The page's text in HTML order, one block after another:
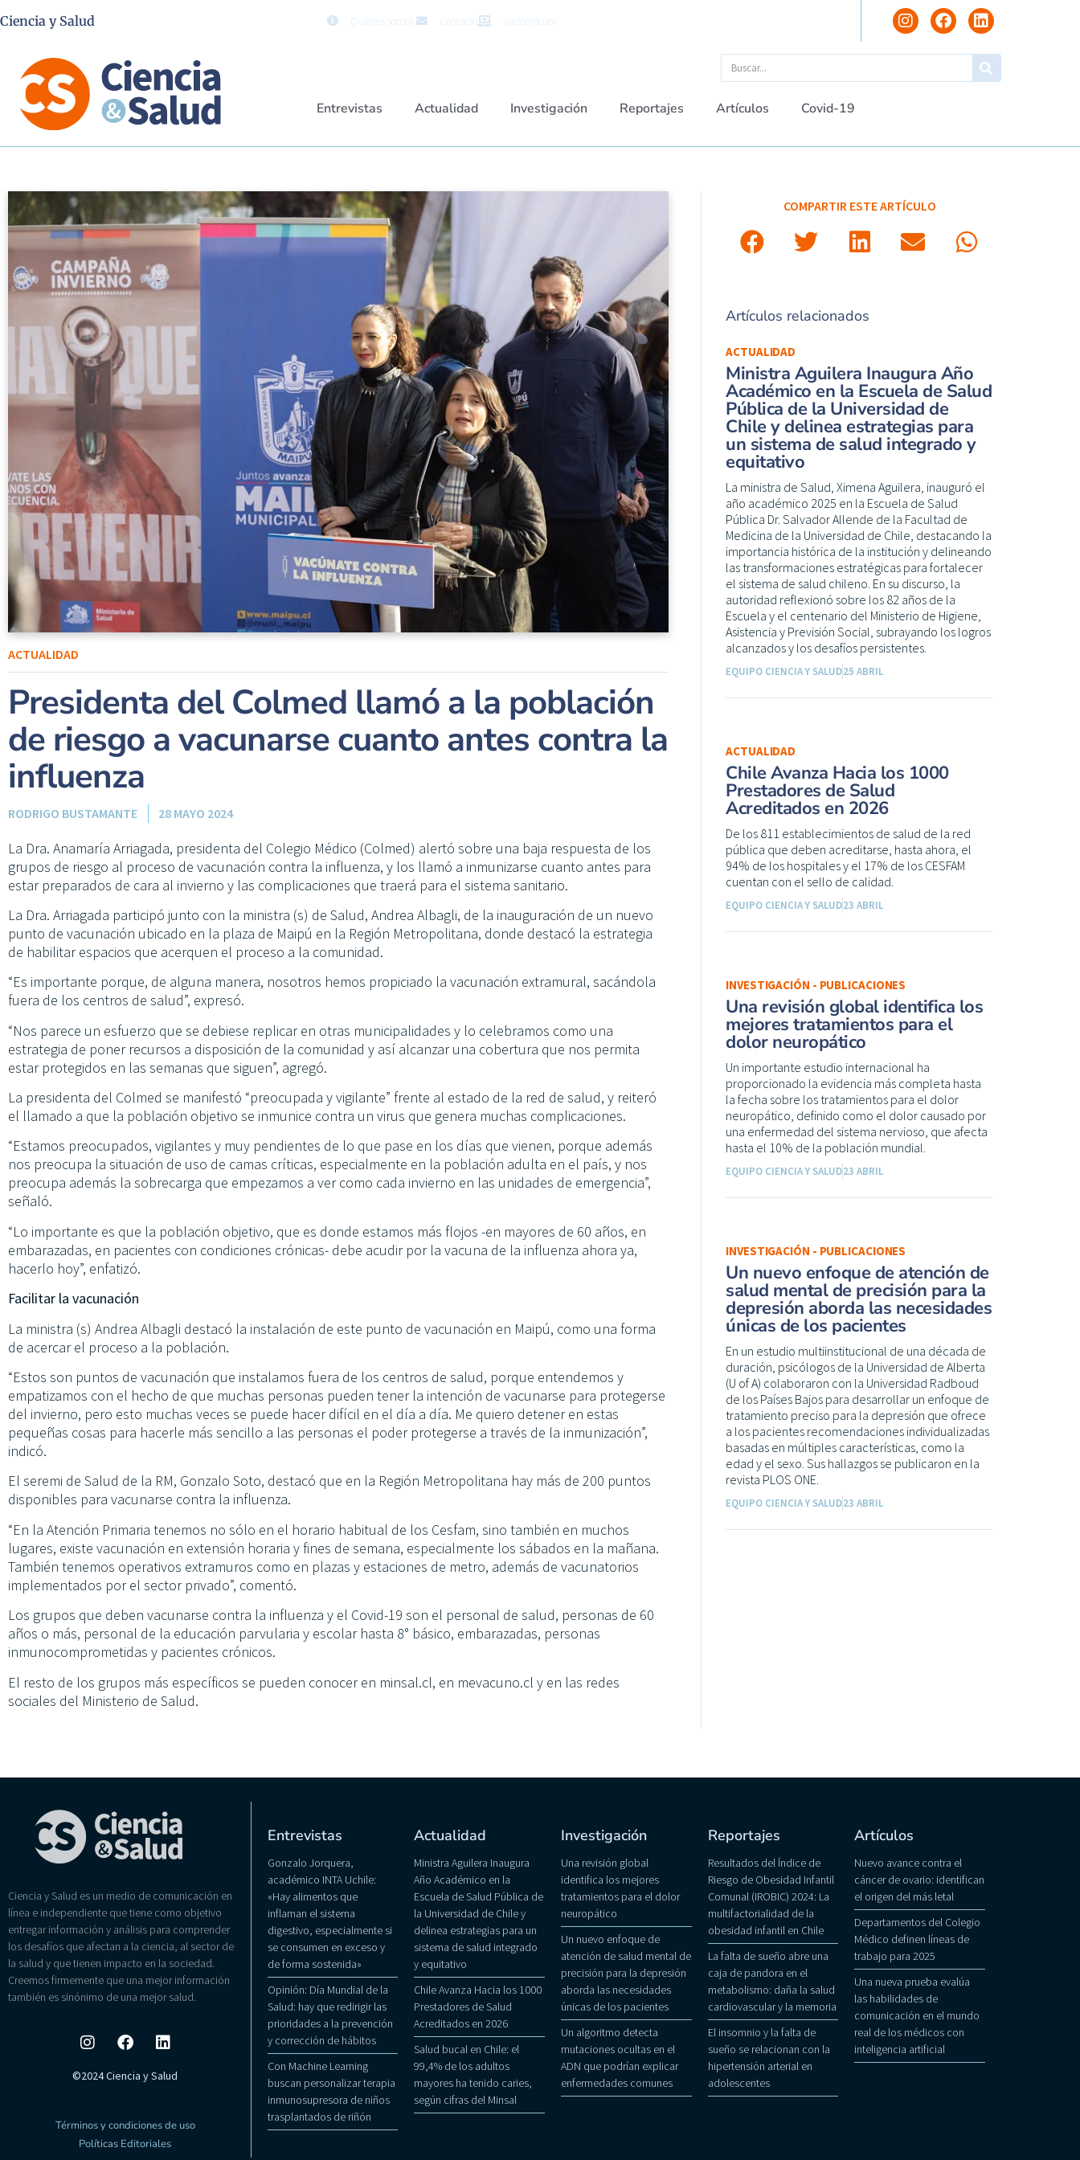
Ciencia y Salud Quiénes somos Contacto Vademécum
Entrevistas Actualidad Investigación Reportajes Artículos Covid-19
ACTUALIDAD
Presidenta del Colmed llamó a la población
de riesgo a vacunarse cuanto antes contra la
influenza
RODRIGO BUSTAMANTE 28 MAYO 2024
La Dra. Anamaría Arriagada, presidenta del Colegio Médico (Colmed) alertó sobre una baja respuesta de los
grupos de riesgo al proceso de vacunación contra la influenza, y los llamó a inmunizarse cuanto antes para
estar preparados de cara al invierno y las complicaciones que traerá para el sistema sanitario.
La Dra. Arriagada participó junto con la ministra (s) de Salud, Andrea Albagli, de la inauguración de un nuevo
punto de vacunación ubicado en la plaza de Maipú en la Región Metropolitana, donde destacó la estrategia
de habilitar espacios que acerquen el proceso a la comunidad.
“Es importante porque, de alguna manera, nosotros hemos propiciado la vacunación extramural, sacándola
fuera de los centros de salud”, expresó.
“Nos parece un esfuerzo que se debiese replicar en otras municipalidades y lo celebramos como una
estrategia de poner recursos a disposición de la comunidad y así alcanzar una cobertura que nos permita
estar protegidos en las semanas que siguen”, agregó.
La presidenta del Colmed se manifestó “preocupada y vigilante” frente al estado de la red de salud, y reiteró
el llamado a que la población objetivo se inmunice contra un virus que genera muchas complicaciones.
“Estamos preocupados, vigilantes y muy pendientes de lo que pase en los días que vienen, porque además
nos preocupa la situación de uso de camas críticas, especialmente en la población adulta en el país, y nos
preocupa además la sobrecarga que empezamos a ver como cada invierno en las unidades de emergencia”,
señaló.
“Lo importante es que la población objetivo, que es donde estamos más flojos -en mayores de 60 años, en
embarazadas, en pacientes con condiciones crónicas- debe acudir por la vacuna de la influenza ahora ya,
hacerlo hoy”, enfatizó.
Facilitar la vacunación
La ministra (s) Andrea Albagli destacó la instalación de este punto de vacunación en Maipú, como una forma
de acercar el proceso a la población.
“Estos son puntos de vacunación que instalamos fuera de los centros de salud, porque entendemos y
empatizamos con el hecho de que muchas personas pueden tener la intención de vacunarse para protegerse
del invierno, pero esto muchas veces se puede hacer difícil en el día a día. Me quiero detener en estas
pequeñas cosas para hacerle más sencillo a las personas el poder protegerse a través de la inmunización”,
indicó.
El seremi de Salud de la RM, Gonzalo Soto, destacó que en la Región Metropolitana hay más de 200 puntos
disponibles para vacunarse contra la influenza.
“En la Atención Primaria tenemos no sólo en el horario habitual de los Cesfam, sino también en muchos
lugares, existe vacunación en extensión horaria y fines de semana, especialmente los sábados en la mañana.
También tenemos operativos extramuros como en plazas y estaciones de metro, además de vacunatorios
implementados por el sector privado”, comentó.
Los grupos que deben vacunarse contra la influenza y el Covid-19 son el personal de salud, personas de 60
años o más, personal de la educación parvularia y escolar hasta 8° básico, embarazadas, personas
inmunocomprometidas y pacientes crónicos.
El resto de los grupos más específicos se pueden conocer en minsal.cl, en mevacuno.cl y en las redes
sociales del Ministerio de Salud.
COMPARTIR ESTE ARTÍCULO
Artículos relacionados
ACTUALIDAD
Ministra Aguilera Inaugura Año
Académico en la Escuela de Salud
Pública de la Universidad de
Chile y delinea estrategias para
un sistema de salud integrado y
equitativo
La ministra de Salud, Ximena Aguilera, inauguró el
año académico 2025 en la Escuela de Salud
Pública Dr. Salvador Allende de la Facultad de
Medicina de la Universidad de Chile, destacando la
importancia histórica de la institución y delineando
las transformaciones estratégicas para fortalecer
el sistema de salud chileno. En su discurso, la
autoridad reflexionó sobre los 82 años de la
Escuela y el centenario del Ministerio de Higiene,
Asistencia y Previsión Social, subrayando los logros
alcanzados y los desafíos persistentes.
EQUIPO CIENCIA Y SALUD25 ABRIL
ACTUALIDAD
Chile Avanza Hacia los 1000
Prestadores de Salud
Acreditados en 2026
De los 811 establecimientos de salud de la red
pública que deben acreditarse, hasta ahora, el
94% de los hospitales y el 17% de los CESFAM
cuentan con el sello de calidad.
EQUIPO CIENCIA Y SALUD23 ABRIL
INVESTIGACIÓN - PUBLICACIONES
Una revisión global identifica los
mejores tratamientos para el
dolor neuropático
Un importante estudio internacional ha
proporcionado la evidencia más completa hasta
la fecha sobre los tratamientos para el dolor
neuropático, definido como el dolor causado por
una enfermedad del sistema nervioso, que afecta
hasta el 10% de la población mundial.
EQUIPO CIENCIA Y SALUD23 ABRIL
INVESTIGACIÓN - PUBLICACIONES
Un nuevo enfoque de atención de
salud mental de precisión para la
depresión aborda las necesidades
únicas de los pacientes
En un estudio multiinstitucional de una década de
duración, psicólogos de la Universidad de Alberta
(U of A) colaboraron con la Universidad Radboud
de los Países Bajos para desarrollar un enfoque de
tratamiento preciso para la depresión que ofrece
a los pacientes recomendaciones individualizadas
basadas en múltiples características, como la
edad y el sexo. Sus hallazgos se publicaron en la
revista PLOS ONE.
EQUIPO CIENCIA Y SALUD23 ABRIL
Ciencia y Salud es un medio de comunicación en
línea e independiente que tiene como objetivo
entregar información y análisis para comprender
los desafíos que afectan a la ciencia, al sector de
la salud y que tienen impacto en la sociedad.
Creemos firmemente que una mejor información
también es sinónimo de una mejor salud.
©2024 Ciencia y Salud
Términos y condiciones de uso
Políticas Editoriales
Entrevistas
Gonzalo Jorquera,
académico INTA Uchile:
«Hay alimentos que
inflaman el sistema
digestivo, especialmente si
se consumen en exceso y
de forma sostenida»
Opinión: Día Mundial de la
Salud: hay que redirigir las
prioridades a la prevención
y corrección de hábitos
Con Machine Learning
buscan personalizar terapia
inmunosupresora de niños
trasplantados de riñón
Actualidad
Ministra Aguilera Inaugura
Año Académico en la
Escuela de Salud Pública de
la Universidad de Chile y
delinea estrategias para un
sistema de salud integrado
y equitativo
Chile Avanza Hacia los 1000
Prestadores de Salud
Acreditados en 2026
Salud bucal en Chile: el
99,4% de los adultos
mayores ha tenido caries,
según cifras del Minsal
Investigación
Una revisión global
identifica los mejores
tratamientos para el dolor
neuropático
Un nuevo enfoque de
atención de salud mental de
precisión para la depresión
aborda las necesidades
únicas de los pacientes
Un algoritmo detecta
mutaciones ocultas en el
ADN que podrían explicar
enfermedades comunes
Reportajes
Resultados del Índice de
Riesgo de Obesidad Infantil
Comunal (IROBIC) 2024: La
multifactorialidad de la
obesidad infantil en Chile
La falta de sueño abre una
caja de pandora en el
metabolismo: daña la salud
cardiovascular y la memoria
El insomnio y la falta de
sueño se relacionan con la
hipertensión arterial en
adolescentes
Artículos
Nuevo avance contra el
cáncer de ovario: identifican
el origen del más letal
Departamentos del Colegio
Médico definen líneas de
trabajo para 2025
Una nueva prueba evalúa
las habilidades de
comunicación en el mundo
real de los médicos con
inteligencia artificial